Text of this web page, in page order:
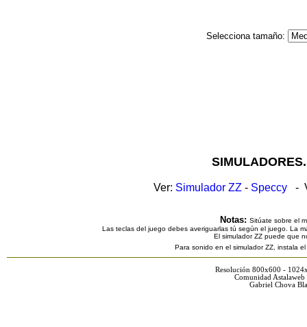
Selecciona tamaño:
Ver: Simulador ZZ - Speccy -
Notas: Sitúate sobre el
Las teclas del juego debes averiguarlas tú según el juego. La
El simulador ZZ puede que
Para sonido en el simulador ZZ, instala
Resolución 800x600 -
Comunidad
Gabriel Chova